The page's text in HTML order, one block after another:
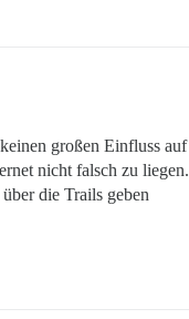
großen Einfluss auf
nicht falsch zu liegen.
die Trails geben